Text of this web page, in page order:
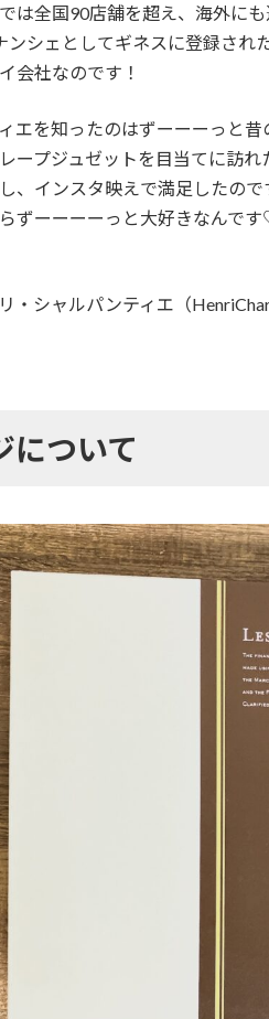
は全国90店舗を超え、海外に
ンシェとしてギネスに登録され
会社なのです！
エを知ったのはずーーーっと
ープジュゼットを目当てに訪
、インスタ映えで満足したの
ずーーーーっと大好きなんで
・シャルパンティエ（
について